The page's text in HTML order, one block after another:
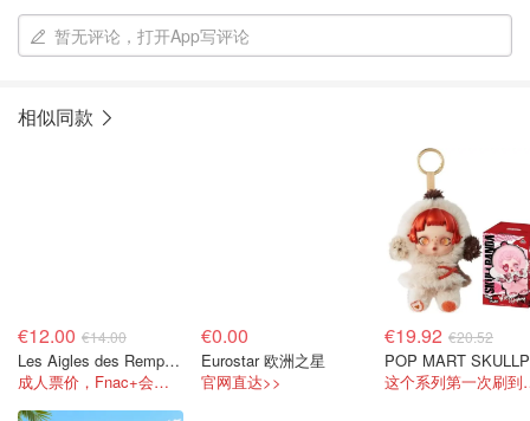
暂无评论，打开App写评论
相似同款
€12.00 €14.00
Les Aigles des Remparts 驯鹰骑马大秀
成人票价，Fnac+会员可享折扣！
€0.00
Eurostar 欧洲之星
官网直达>>
€19.92 €20.52
这个系